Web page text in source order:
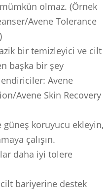
olmaz. (Örnek
Avene Tolerance
bir temizleyici ve cilt
başka bir şey
Avene
Avene Skin Recovery
koruyucu ekleyin,
çalışın.
daha iyi tolere
bariyerine destek